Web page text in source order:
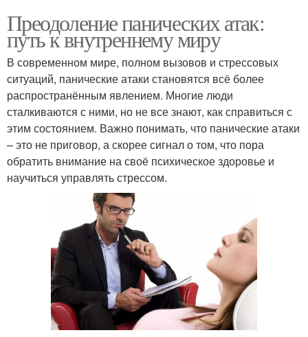
Преодоление панических атак:
путь к внутреннему миру
В современном мире, полном вызовов и стрессовых
ситуаций, панические атаки становятся всё более
распространённым явлением. Многие люди
сталкиваются с ними, но не все знают, как справиться с
этим состоянием. Важно понимать, что панические атаки
– это не приговор, а скорее сигнал о том, что пора
обратить внимание на своё психическое здоровье и
научиться управлять стрессом.